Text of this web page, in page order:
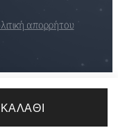
απορρήτου